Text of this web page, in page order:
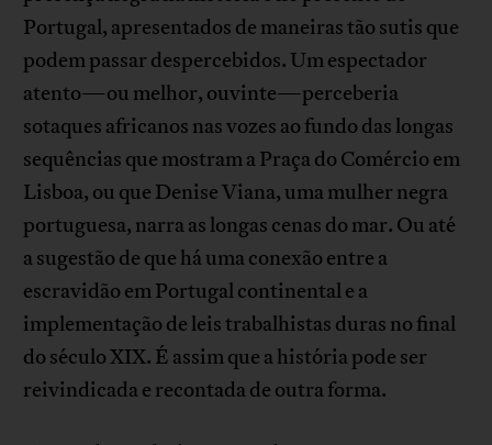
Portugal, apresentados de maneiras tão sutis que
podem passar despercebidos. Um espectador
atento—ou melhor, ouvinte—perceberia
sotaques africanos nas vozes ao fundo das longas
sequências que mostram a Praça do Comércio em
Lisboa, ou que Denise Viana, uma mulher negra
portuguesa, narra as longas cenas do mar. Ou até
a sugestão de que há uma conexão entre a
escravidão em Portugal continental e a
implementação de leis trabalhistas duras no final
do século XIX. É assim que a história pode ser
reivindicada e recontada de outra forma.